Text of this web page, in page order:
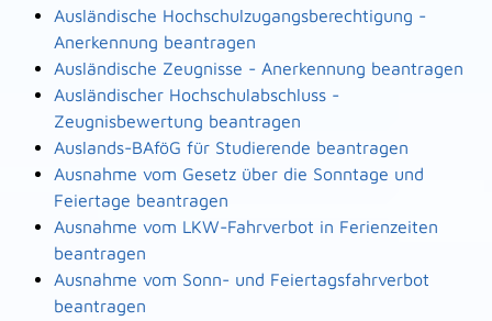
Ausländische Hochschulzugangsberechtigung -
Anerkennung beantragen
Ausländische Zeugnisse - Anerkennung beantragen
Ausländischer Hochschulabschluss -
Zeugnisbewertung beantragen
Auslands-BAföG für Studierende beantragen
Ausnahme vom Gesetz über die Sonntage und
Feiertage beantragen
Ausnahme vom LKW-Fahrverbot in Ferienzeiten
beantragen
Ausnahme vom Sonn- und Feiertagsfahrverbot
beantragen